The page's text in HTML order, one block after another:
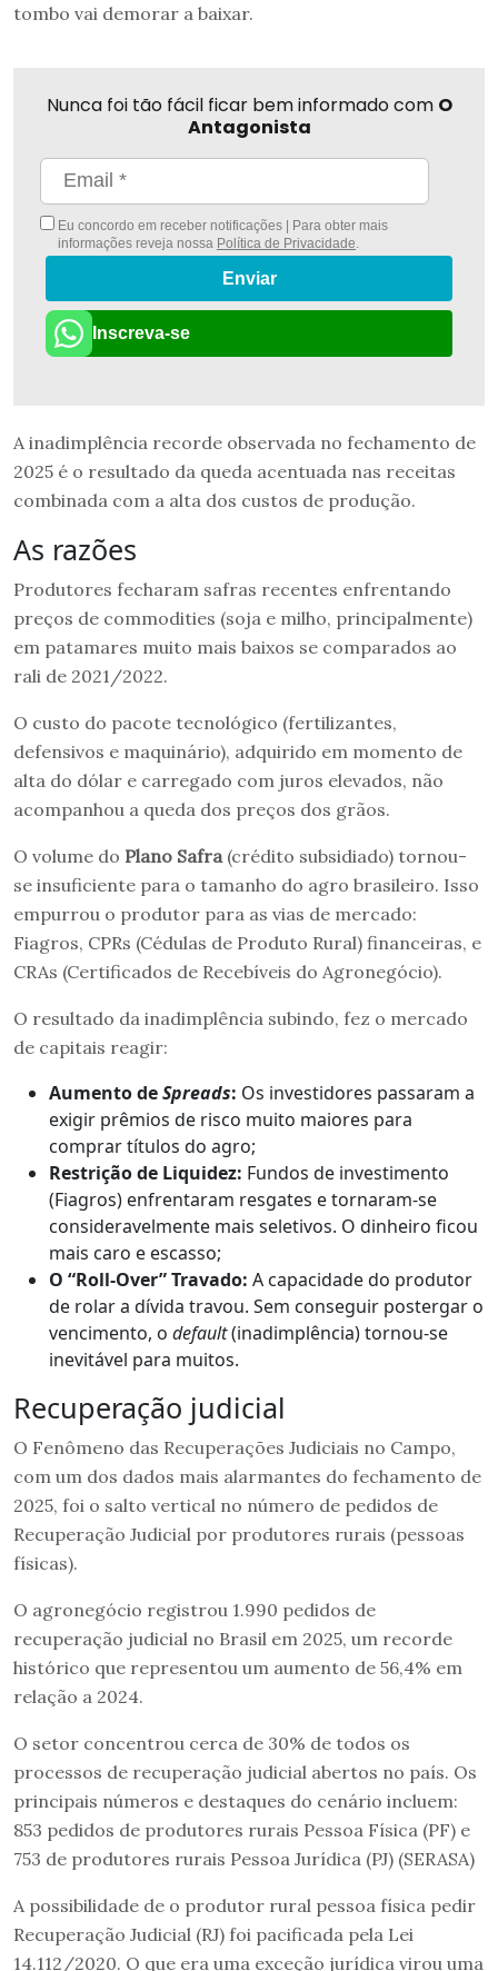
tombo vai demorar a baixar.
Nunca foi tão fácil ficar bem informado com O
Antagonista
Eu concordo em receber notificações | Para obter mais
informações reveja nossa Política de Privacidade
Enviar
Inscreva-se
A inadimplência recorde observada no fechamento de
2025 é o resultado da queda acentuada nas receitas
combinada com a alta dos custos de produção.
As razões
Produtores fecharam safras recentes enfrentando
preços de commodities (soja e milho, principalmente)
em patamares muito mais baixos se comparados ao
rali de 2021/2022.
O custo do pacote tecnológico (fertilizantes,
defensivos e maquinário), adquirido em momento de
alta do dólar e carregado com juros elevados, não
acompanhou a queda dos preços dos grãos.
O volume do Plano Safra (crédito subsidiado) tornou-
se insuficiente para o tamanho do agro brasileiro. Isso
empurrou o produtor para as vias de mercado:
Fiagros, CPRs (Cédulas de Produto Rural) financeiras, e
CRAs (Certificados de Recebíveis do Agronegócio).
O resultado da inadimplência subindo, fez o mercado
de capitais reagir:
Aumento deSpreads: Os investidores passaram a
exigir prêmios de risco muito maiores para
comprar títulos do agro;
Restrição de Liquidez: Fundos de investimento
(Fiagros) enfrentaram resgates e tornaram-se
consideravelmente mais seletivos. O dinheiro ficou
mais caro e escasso;
O “Roll-Over” Travado: A capacidade do produtor
de rolar a dívida travou. Sem conseguir postergar o
vencimento, o default(inadimplência) tornou-se
inevitável para muitos.
Recuperação judicial
O Fenômeno das Recuperações Judiciais no Campo,
com um dos dados mais alarmantes do fechamento de
2025, foi o salto vertical no número de pedidos de
Recuperação Judicial por produtores rurais (pessoas
físicas).
O agronegócio registrou 1.990 pedidos de
recuperação judicial no Brasil em 2025, um recorde
histórico que representou um aumento de 56,4% em
relação a 2024.
O setor concentrou cerca de 30% de todos os
processos de recuperação judicial abertos no país. Os
principais números e destaques do cenário incluem:
853 pedidos de produtores rurais Pessoa Física (PF) e
753 de produtores rurais Pessoa Jurídica (PJ) (SERASA)
A possibilidade de o produtor rural pessoa física pedir
Recuperação Judicial (RJ) foi pacificada pela Lei
14.112/2020. O que era uma exceção jurídica virou uma